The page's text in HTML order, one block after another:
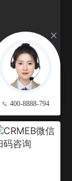
400-8888-794
查看更多 →